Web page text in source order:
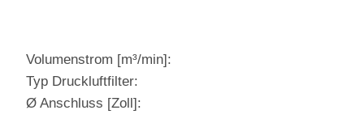
Volumenstrom [m³/min]:
Typ Druckluftfilter:
Ø Anschluss [Zoll]: